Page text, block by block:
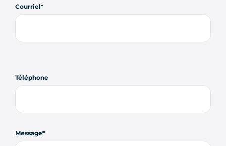
Courriel
Téléphone
Message